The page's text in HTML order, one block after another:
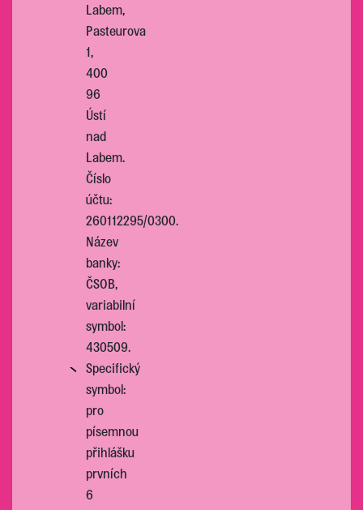
Labem,
Pasteurova
1,
400
96
Ústí
nad
Labem.
Číslo
účtu:
260112295/0300.
Název
banky:
ČSOB,
variabilní
symbol:
430509.
Specifický
symbol:
pro
písemnou
přihlášku
prvních
6